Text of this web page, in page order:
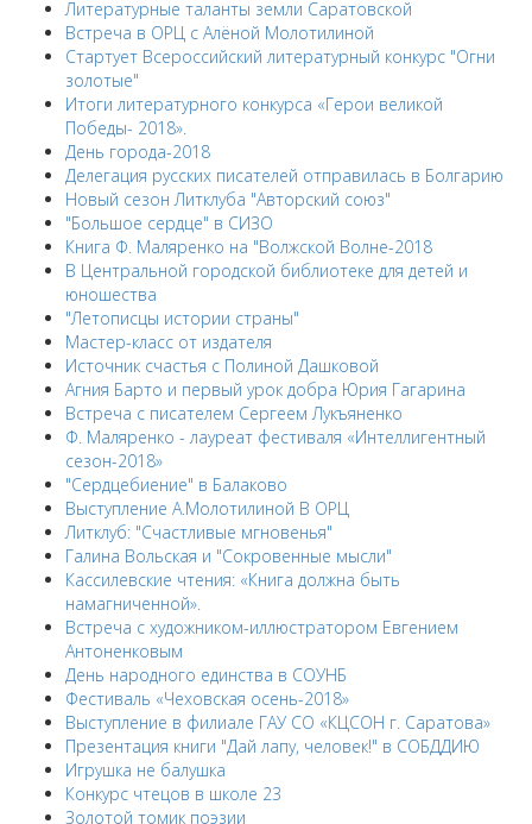
Литературные таланты земли Саратовской
Встреча в ОРЦ с Алёной Молотилиной
Cтартует Всероссийский литературный конкурс "Огни
золотые"
Итоги литературного конкурса «Герои великой
Победы- 2018».
День города-2018
Делегация русских писателей отправилась в Болгарию
Новый сезон Литклуба "Авторский союз"
"Большое сердце" в СИЗО
Книга Ф. Маляренко на "Волжской Волне-2018
В Центральной городской библиотеке для детей и
юношества
"Летописцы истории страны"
Мастер-класс от издателя
Источник счастья с Полиной Дашковой
Агния Барто и первый урок добра Юрия Гагарина
Встреча с писателем Сергеем Лукъяненко
Ф. Маляренко - лауреат фестиваля «Интеллигентный
сезон-2018»
"Сердцебиение" в Балаково
Выступление А.Молотилиной В ОРЦ
Литклуб: "Счастливые мгновенья"
Галина Вольская и "Сокровенные мысли"
Кассилевские чтения: «Книга должна быть
намагниченной».
Встреча с художником-иллюстратором Евгением
Антоненковым
День народного единства в СОУНБ
Фестиваль «Чеховская осень-2018»
Выступление в филиале ГАУ СО «КЦСОН г. Саратова»
Презентация книги "Дай лапу, человек!" в СОБДДИЮ
Игрушка не балушка
Конкурс чтецов в школе 23
Золотой томик поэзии